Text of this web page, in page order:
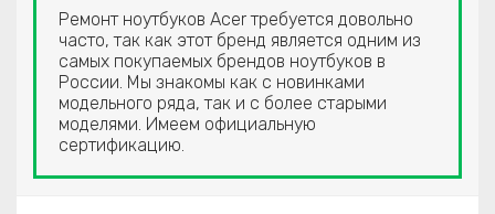
Ремонт ноутбуков Acer требуется довольно
часто, так как этот бренд является одним из
самых покупаемых брендов ноутбуков в
России. Мы знакомы как с новинками
модельного ряда, так и с более старыми
моделями. Имеем официальную
сертификацию.